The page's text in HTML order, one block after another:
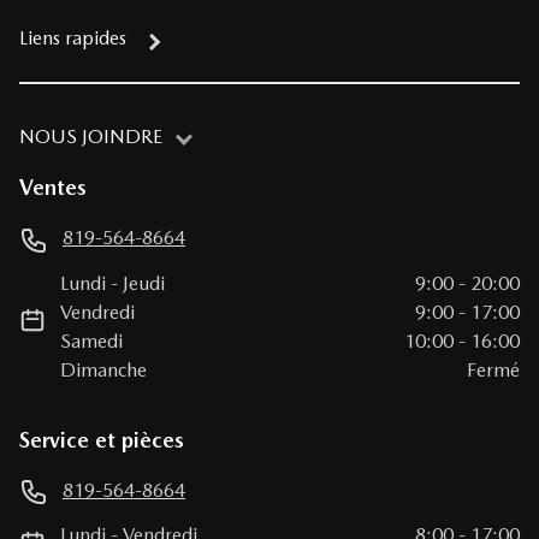
Liens rapides
NOUS JOINDRE
Ventes
819-564-8664
Lundi - Jeudi 9:00 - 20:00
Vendredi
9:00 - 17:00
Samedi
10:00 - 16:00
Dimanche
Fermé
Service et pièces
819-564-8664